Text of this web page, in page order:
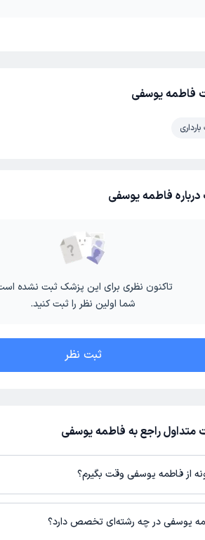
فاطمه یوسفی
فاطمه یوسفی
تاکنون نظری برای این پزشک ثبت نشده
شما اولین نظر را ثبت کنید.
ثبت نظر
متداول راجع به فاطمه یوسفی
از فاطمه یوسفی وقت بگیرم؟
کهفاطمه یوسفیدارای پروفایل فعال و نوبت‌دهی باز در
از طریق این پلتفرم برای دریافت نوبت اقدام کنید. در صورت
یوسفی در چه رشته‌ای تخصص دارد؟